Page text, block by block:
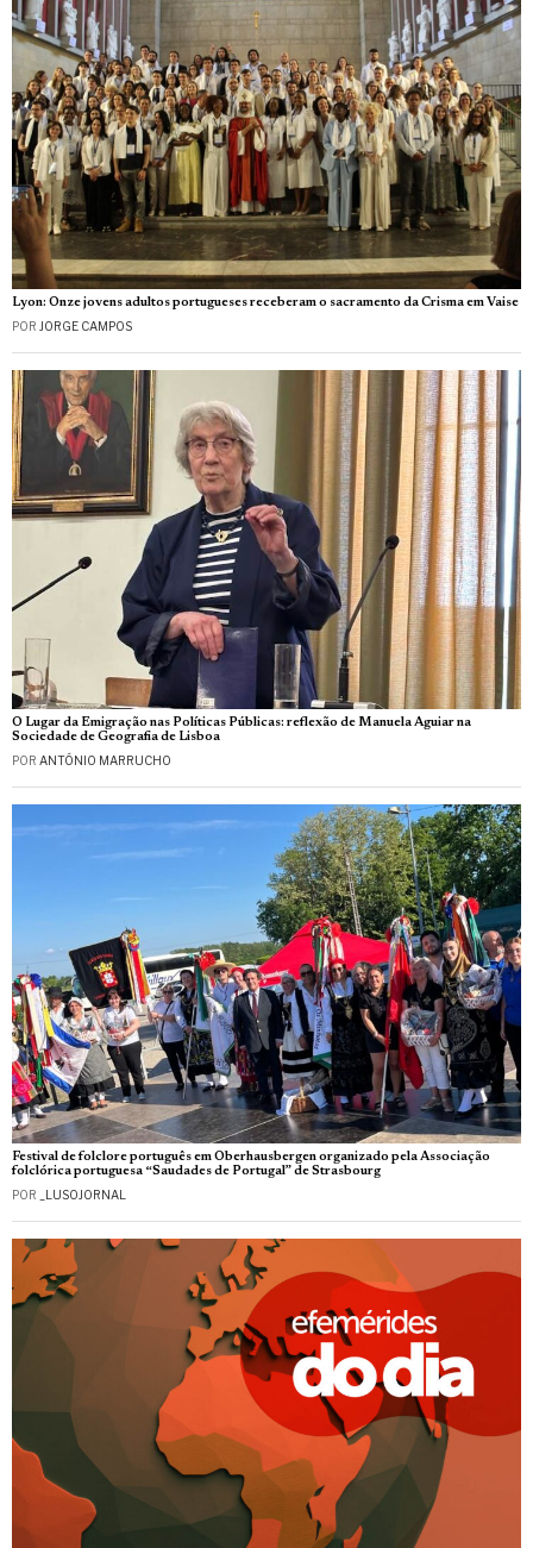
Lyon: Onze jovens adultos portugueses receberam o sacramento da Crisma em Vaise
POR JORGE CAMPOS
O Lugar da Emigração nas Políticas Públicas: reflexão de Manuela Aguiar na
Sociedade de Geografia de Lisboa
POR ANTÓNIO MARRUCHO
Festival de folclore português em Oberhausbergen organizado pela Associação
folclórica portuguesa “Saudades de Portugal” de Strasbourg
POR _LUSOJORNAL